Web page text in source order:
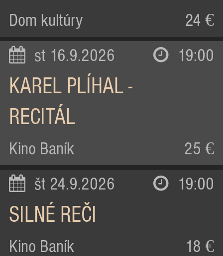
Dom kultúry 24 €
st 16.9.2026 19:00
KAREL PLÍHAL -
RECITÁL
Kino Baník 25 €
št 24.9.2026 19:00
SILNÉ REČI
Kino Baník 18 €